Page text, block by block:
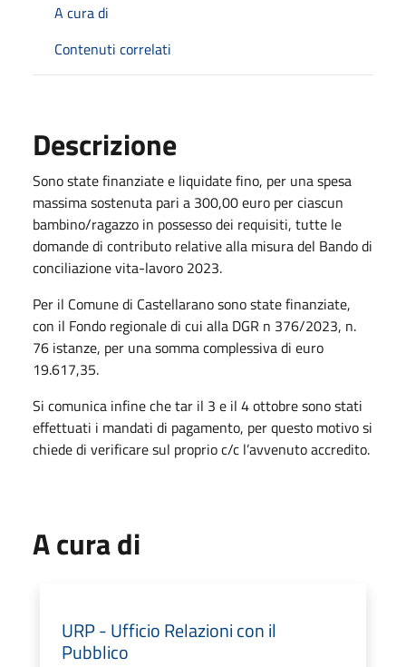
A cura di
Contenuti correlati
Descrizione
Sono state finanziate e liquidate fino, per una spesa
massima sostenuta pari a 300,00 euro per ciascun
bambino/ragazzo in possesso dei requisiti, tutte le
domande di contributo relative alla misura del Bando di
conciliazione vita-lavoro 2023.
Per il Comune di Castellarano sono state finanziate,
con il Fondo regionale di cui alla DGR n 376/2023, n.
76 istanze, per una somma complessiva di euro
19.617,35.
Si comunica infine che tar il 3 e il 4 ottobre sono stati
effettuati i mandati di pagamento, per questo motivo si
chiede di verificare sul proprio c/c l’avvenuto accredito.
A cura di
URP - Ufficio Relazioni con il
Pubblico